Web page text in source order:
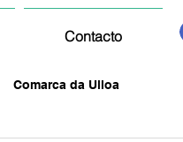
Contacto
Comarca da Ulloa